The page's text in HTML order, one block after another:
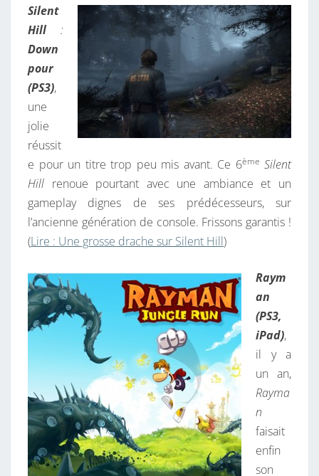
,
U
N
R
U
S
A
N
S
S
A
V
U
R
.
Silent
Hill :
Down
pour
(PS3),
une
jolie
réussit
e pour un titre trop peu mis avant. Ce 6ème Silent
Hill renoue pourtant avec une ambiance et un
gameplay dignes de ses prédécesseurs, sur
l’ancienne génération de console. Frissons garantis !
(Lire : Une grosse drache sur Silent Hill)
Raym
an
(PS3,
iPad),
il y a
un an,
Rayma
n
faisait
enfin
son